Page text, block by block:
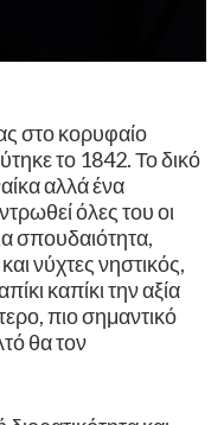
στο κορυφαίο
το 1842. Το δικό
αλλά ένα
όλες του οι
σπουδαιότητα,
νύχτες νηστικός,
καπίκι την αξία
πιο σημαντικό
θα τον